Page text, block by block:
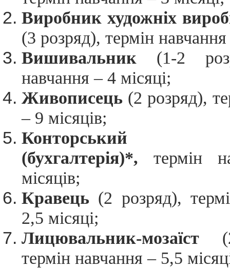
Виробник художніх
(3 розряд), термін навчання
Вишивальник (1-2
навчання – 4 місяці;
Живописець (2 розряд),
– 9 місяців;
Конторський
(бухгалтерія)*, термін
місяців;
Кравець(2 розряд),
2,5 місяці;
Лицювальник-мозаїст
термін навчання – 5,5